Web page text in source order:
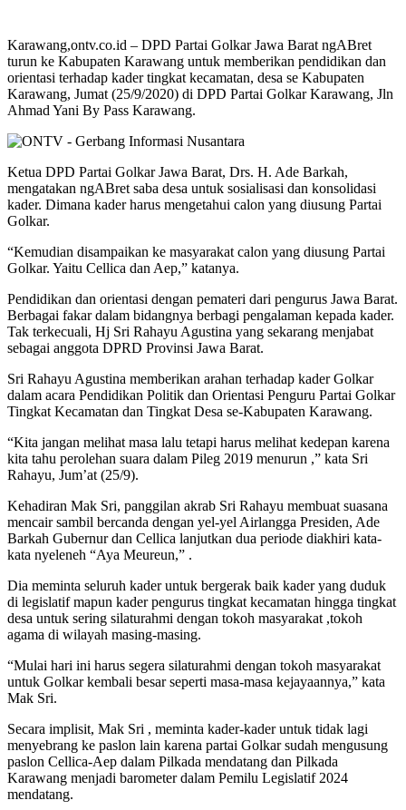
Karawang,ontv.co.id – DPD Partai Golkar Jawa Barat ngABret
turun ke Kabupaten Karawang untuk memberikan pendidikan dan
orientasi terhadap kader tingkat kecamatan, desa se Kabupaten
Karawang, Jumat (25/9/2020) di DPD Partai Golkar Karawang, Jln
Ahmad Yani By Pass Karawang.
Ketua DPD Partai Golkar Jawa Barat, Drs. H. Ade Barkah,
mengatakan ngABret saba desa untuk sosialisasi dan konsolidasi
kader. Dimana kader harus mengetahui calon yang diusung Partai
Golkar.
“Kemudian disampaikan ke masyarakat calon yang diusung Partai
Golkar. Yaitu Cellica dan Aep,” katanya.
Pendidikan dan orientasi dengan pemateri dari pengurus Jawa Barat.
Berbagai fakar dalam bidangnya berbagi pengalaman kepada kader.
Tak terkecuali, Hj Sri Rahayu Agustina yang sekarang menjabat
sebagai anggota DPRD Provinsi Jawa Barat.
Sri Rahayu Agustina memberikan arahan terhadap kader Golkar
dalam acara Pendidikan Politik dan Orientasi Penguru Partai Golkar
Tingkat Kecamatan dan Tingkat Desa se-Kabupaten Karawang.
“Kita jangan melihat masa lalu tetapi harus melihat kedepan karena
kita tahu perolehan suara dalam Pileg 2019 menurun ,” kata Sri
Rahayu, Jum’at (25/9).
Kehadiran Mak Sri, panggilan akrab Sri Rahayu membuat suasana
mencair sambil bercanda dengan yel-yel Airlangga Presiden, Ade
Barkah Gubernur dan Cellica lanjutkan dua periode diakhiri kata-
kata nyeleneh “Aya Meureun,” .
Dia meminta seluruh kader untuk bergerak baik kader yang duduk
di legislatif mapun kader pengurus tingkat kecamatan hingga tingkat
desa untuk sering silaturahmi dengan tokoh masyarakat ,tokoh
agama di wilayah masing-masing.
“Mulai hari ini harus segera silaturahmi dengan tokoh masyarakat
untuk Golkar kembali besar seperti masa-masa kejayaannya,” kata
Mak Sri.
Secara implisit, Mak Sri , meminta kader-kader untuk tidak lagi
menyebrang ke paslon lain karena partai Golkar sudah mengusung
paslon Cellica-Aep dalam Pilkada mendatang dan Pilkada
Karawang menjadi barometer dalam Pemilu Legislatif 2024
mendatang.